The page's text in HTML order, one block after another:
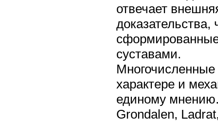
отвечает
суставами.
характере и
единому
Grondalen,